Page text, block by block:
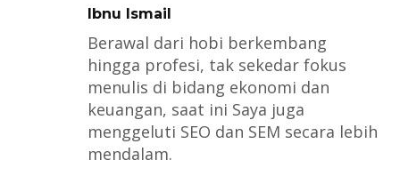
Ibnu Ismail
Berawal dari hobi berkembang
hingga profesi, tak sekedar fokus
menulis di bidang ekonomi dan
keuangan, saat ini Saya juga
menggeluti SEO dan SEM secara lebih
mendalam.